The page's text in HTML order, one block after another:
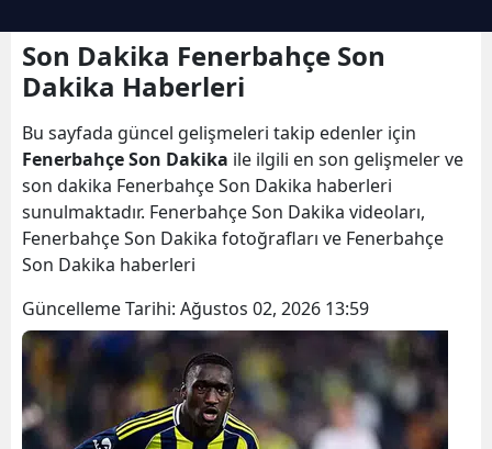
Son Dakika Fenerbahçe Son
Dakika Haberleri
Bu sayfada güncel gelişmeleri takip edenler için
Fenerbahçe Son Dakika ile ilgili en son gelişmeler ve
son dakika Fenerbahçe Son Dakika haberleri
sunulmaktadır. Fenerbahçe Son Dakika videoları,
Fenerbahçe Son Dakika fotoğrafları ve Fenerbahçe
Son Dakika haberleri
Güncelleme Tarihi: Ağustos 02, 2026 13:59